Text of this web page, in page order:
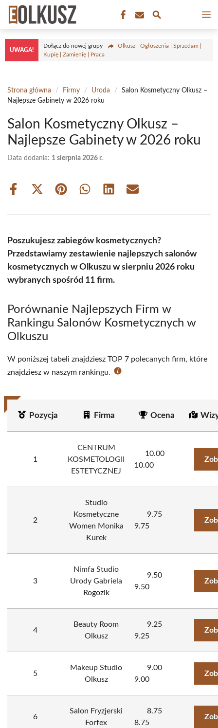
Przejdź
treści
UWAGA!
Dołącz do nowej grupy
Olkusz - Ogłoszenia | Sprzedam |
Kupię | Zamienię | Praca
Strona główna / Firmy / Uroda /
Salon Kosmetyczny Olkusz –
Najlepsze Gabinety w 2026 roku
Salon Kosmetyczny Olkusz –
Najlepsze Gabinety w 2026 roku
Data dodania: 1 sierpnia 2026 r.
Share
Share
(Twitter)
Share Share Share Share
Poszukujesz zabiegów kosmetycznych?
Przedstawiamy zestawienie najlepszych salonów
kosmetycznych w Olkuszu w sierpniu 2026 roku
wybranych spośród 11 firm.
Porównanie Najlepszych Firm w
Rankingu Salonów Kosmetycznych w
Olkuszu
W poniższej tabeli znajdziesz TOP 7 polecanych firm, które
znajdziesz w naszym rankingu.
Pozycja Firma Ocena
1
CENTRUM
KOSMETOLOGII
ESTETYCZNEJ
10.00
10.00
2
Studio
Kosmetyczne
Women Monika
Kurek
9.75
9.75
3
Nimfa Studio
Urody Gabriela
Rogozik
9.50
9.50
4
Beauty Room
Olkusz
9.25
9.25
5
Makeup Studio
Olkusz
9.00
9.00
6
Salon Fryzjerski
Forfex
8.75
8.75